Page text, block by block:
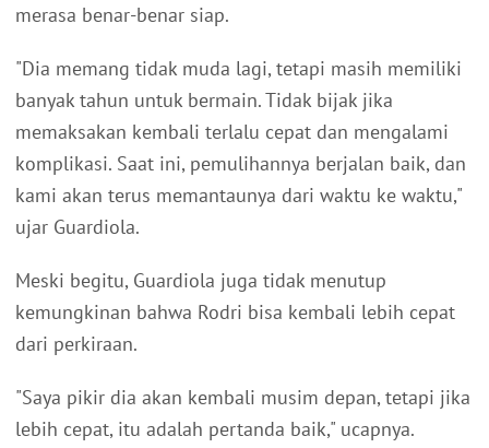
merasa benar-benar siap.
"Dia memang tidak muda lagi, tetapi masih memiliki
banyak tahun untuk bermain. Tidak bijak jika
memaksakan kembali terlalu cepat dan mengalami
komplikasi. Saat ini, pemulihannya berjalan baik, dan
kami akan terus memantaunya dari waktu ke waktu,"
ujar Guardiola.
Meski begitu, Guardiola juga tidak menutup
kemungkinan bahwa Rodri bisa kembali lebih cepat
dari perkiraan.
"Saya pikir dia akan kembali musim depan, tetapi jika
lebih cepat, itu adalah pertanda baik," ucapnya.